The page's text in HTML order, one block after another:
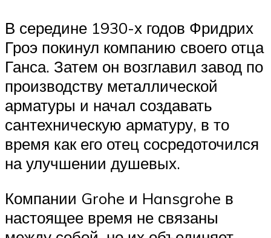
В середине 1930-х годов Фридрих
Гроэ покинул компанию своего отца
Ганса. Затем он возглавил завод по
производству металлической
арматуры и начал создавать
сантехническую арматуру, в то
время как его отец сосредоточился
на улучшении душевых.
Компании Grohe и Hansgrohe в
настоящее время не связаны